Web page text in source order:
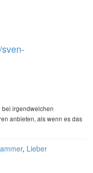
irgendwelchen
anbieten, als wenn es das
, Lieber